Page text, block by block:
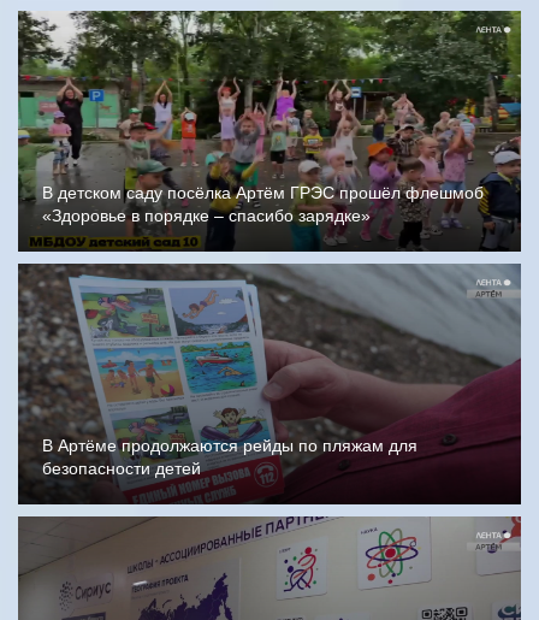
В детском саду посёлка Артём ГРЭС прошёл флешмоб
«Здоровье в порядке – спасибо зарядке»
В Артёме продолжаются рейды по пляжам для
безопасности детей